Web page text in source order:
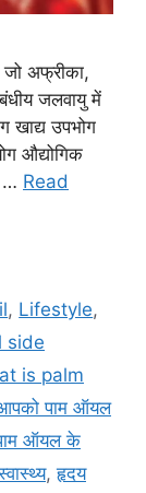
अफ्रीका,
जलवायु में
खाद्य उपभोग
औद्योगिक
… Read
, Lifestyle,
side
is palm
पाम ऑयल
ऑयल के
,हृदय